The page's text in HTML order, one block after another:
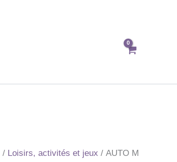
/ Loisirs, activités et jeux / AUTO M